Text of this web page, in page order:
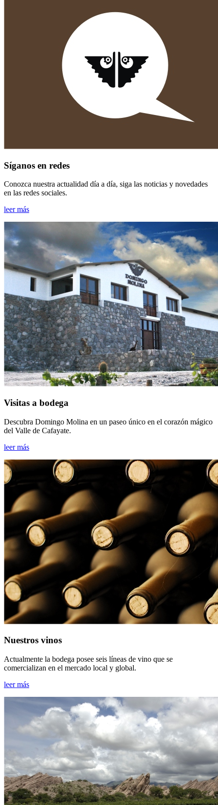
Síganos en redes
Conozca nuestra actualidad día a día, siga las noticias y novedades
en las redes sociales.
leer más
Visitas a bodega
Descubra Domingo Molina en un paseo único en el corazón mágico
del Valle de Cafayate.
leer más
Nuestros vinos
Actualmente la bodega posee seis líneas de vino que se
comercializan en el mercado local y global.
leer más